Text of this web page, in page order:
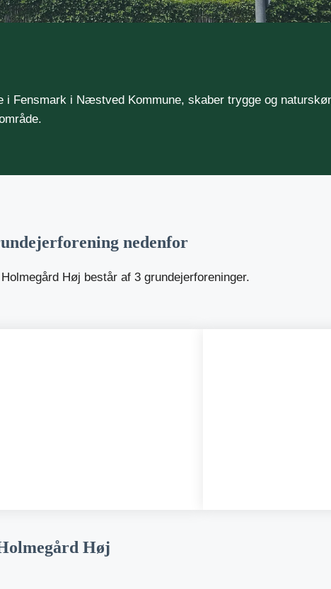
i Fensmark i Næstved Kommune, skaber trygge og
nedenfor
Høj består af 3 grundejerforeninger.
Høj